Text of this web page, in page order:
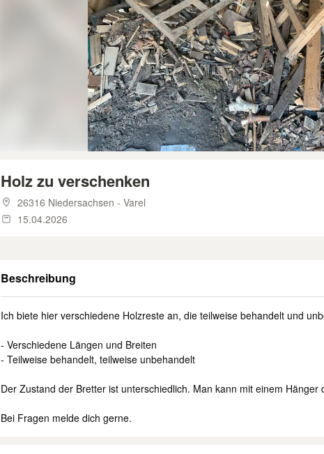
Holz zu verschenken
26316 Niedersachsen - Varel
15.04.2026
Beschreibung
Ich biete hier verschiedene Holzreste an, die teilweise behandelt und
- Verschiedene Längen und Breiten
- Teilweise behandelt, teilweise unbehandelt
Der Zustand der Bretter ist unterschiedlich. Man kann mit einem Hänger
Bei Fragen melde dich gerne.